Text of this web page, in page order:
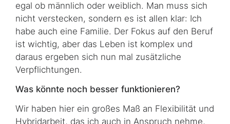
egal ob männlich oder weiblich. Man muss sich
nicht verstecken, sondern es ist allen klar: Ich
habe auch eine Familie. Der Fokus auf den Beruf
ist wichtig, aber das Leben ist komplex und
daraus ergeben sich nun mal zusätzliche
Verpflichtungen.
Was könnte noch besser funktionieren?
Wir haben hier ein großes Maß an Flexibilität und
Hybridarbeit, das ich auch in Anspruch nehme,